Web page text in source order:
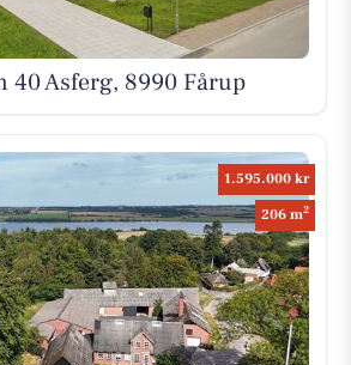
40 Asferg, 8990 Fårup
1.595.000 kr
206 m2